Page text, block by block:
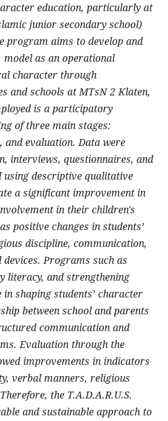
education, particularly at
junior secondary school)
program aims to develop and
model as an operational
character through
and schools at MTsN 2 Klaten,
is a participatory
of three main stages:
evaluation. Data were
interviews, questionnaires, and
using descriptive qualitative
a significant improvement in
in their children's
positive changes in students’
discipline, communication,
Programs such as
literacy, and strengthening
shaping students’ character
between school and parents
communication and
Evaluation through the
improvements in indicators
verbal manners, religious
the T.A.D.A.R.U.S.
and sustainable approach to